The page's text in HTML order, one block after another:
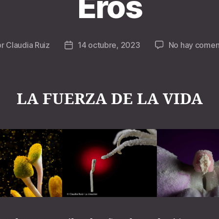
Claudia Ruiz
Fecha14 octubre, 2023 No hay
LA FUERZA DE LA VIDA